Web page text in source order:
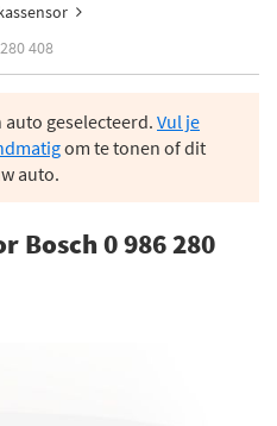
408
geselecteerd. Vul je
om te tonen of dit
auto.
Bosch 0 986 280